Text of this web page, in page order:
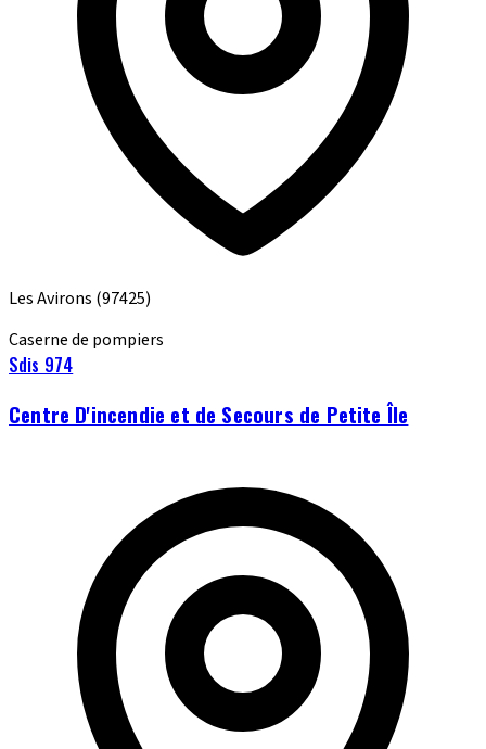
Les Avirons (97425)
Caserne de pompiers
Sdis 974
Centre D'incendie et de Secours de Petite Île